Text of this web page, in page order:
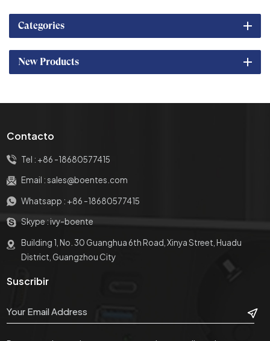
Categories
New Products
Contacto
Tel : +86 -18680577415
Email :sales@boentes.com
Whatsapp : +86 -18680577415
Skype : ivy-boente
Building 1, No. 30 Guanghua 6th Road, Xinya Street, Huadu
District, Guangzhou City
Suscribir